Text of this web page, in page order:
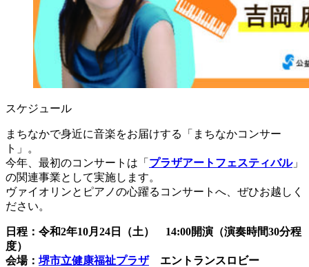
スケジュール
まちなかで身近に音楽をお届けする「まちなかコンサー
ト」。
今年、最初のコンサートは「 プラザアートフェスティバル」
の関連事業として実施します。
ヴァイオリンとピアノの心躍るコンサートへ、ぜひお越しく
ださい。
日程：令和2年10月24日（土） 14:00開演（演奏時間30分程
度）
会場： 堺市立健康福祉プラザエントランスロビー